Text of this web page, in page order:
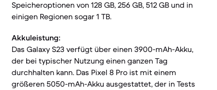
Speicheroptionen von 128 GB, 256 GB, 512 GB und in
einigen Regionen sogar 1 TB.
Akkuleistung:
Das Galaxy S23 verfügt über einen 3900-mAh-Akku,
der bei typischer Nutzung einen ganzen Tag
durchhalten kann. Das Pixel 8 Pro ist mit einem
größeren 5050-mAh-Akku ausgestattet, der in Tests